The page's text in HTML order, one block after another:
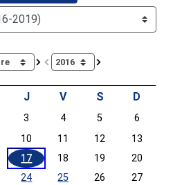
Doce Legislatura
J V S D
3 4 5
6
10 11 12
13
17 18 19
20
24 25 26
27